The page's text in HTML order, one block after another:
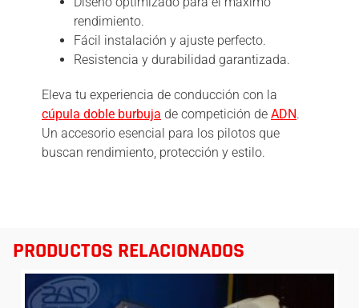
rendimiento.
Fácil instalación y ajuste perfecto.
Resistencia y durabilidad garantizada.
Eleva tu experiencia de conducción con la
cúpula doble burbuja de competición de ADN.
Un accesorio esencial para los pilotos que
buscan rendimiento, protección y estilo.
PRODUCTOS RELACIONADOS